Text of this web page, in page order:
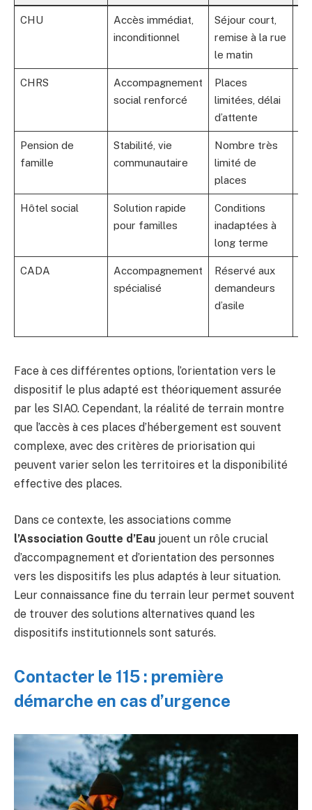
CHU
Accès immédiat,
inconditionnel
Séjour court,
remise à la rue
le matin
CHRS
Accompagnement
social renforcé
Places
limitées, délai
d’attente
Pension de
famille
Stabilité, vie
communautaire
Nombre très
limité de
places
Hôtel social
Solution rapide
pour familles
Conditions
inadaptées à
long terme
CADA
Accompagnement
spécialisé
Réservé aux
demandeurs
d’asile
Face à ces différentes options, l’orientation vers le
dispositif le plus adapté est théoriquement assurée
par les SIAO. Cependant, la réalité de terrain montre
que l’accès à ces places d’hébergement est souvent
complexe, avec des critères de priorisation qui
peuvent varier selon les territoires et la disponibilité
effective des places.
Dans ce contexte, les associations comme
l’Association Goutte d’Eau jouent un rôle crucial
d’accompagnement et d’orientation des personnes
vers les dispositifs les plus adaptés à leur situation.
Leur connaissance fine du terrain leur permet souvent
de trouver des solutions alternatives quand les
dispositifs institutionnels sont saturés.
Contacter le 115 : première
démarche en cas d’urgence